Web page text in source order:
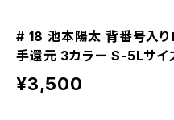
# 18 池本陽太 背番号入
手還元 3カラー S-5Lサ
¥3,500